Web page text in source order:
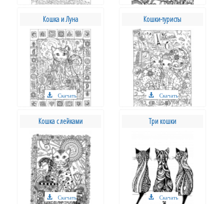
Кошка и Луна
Скачать
Кошки-туристы
Скачать
Кошка с лейками
Скачать
Три кошки
Скачать